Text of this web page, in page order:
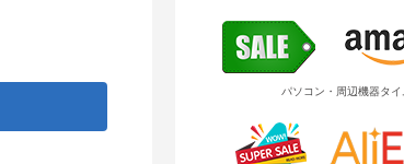
パソコン・周辺機器タ